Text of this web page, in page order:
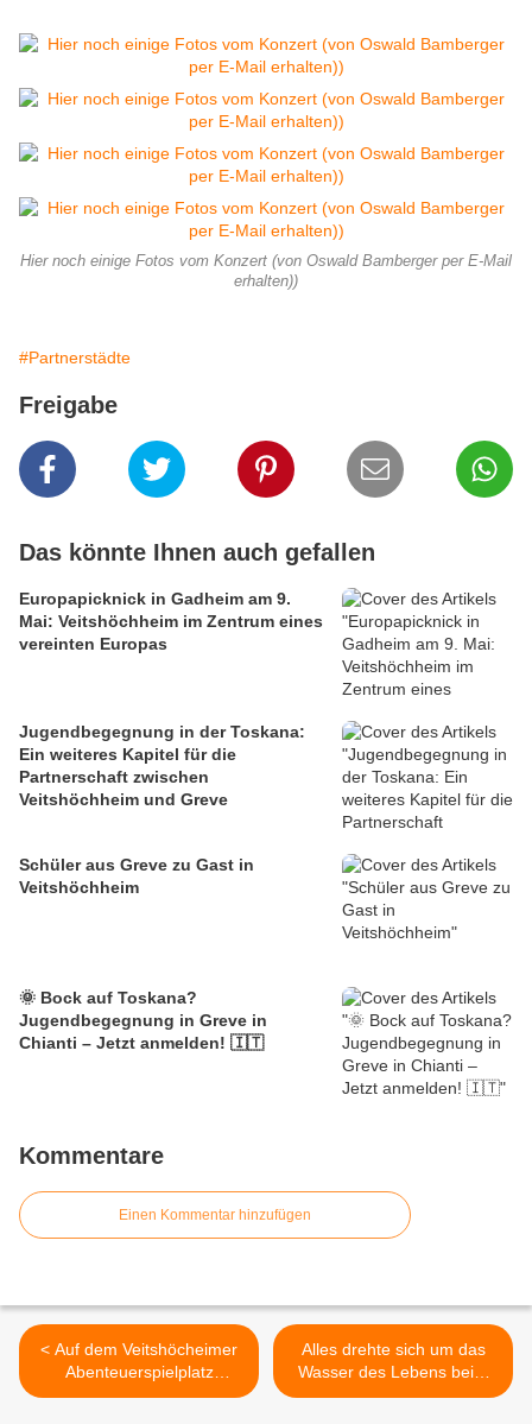
Hier noch einige Fotos vom Konzert (von Oswald Bamberger per E-Mail
erhalten))
#Partnerstädte
Freigabe
Das könnte Ihnen auch gefallen
Europapicknick in Gadheim am 9.
Mai: Veitshöchheim im Zentrum eines
vereinten Europas
Jugendbegegnung in der Toskana:
Ein weiteres Kapitel für die
Partnerschaft zwischen
Veitshöchheim und Greve
Schüler aus Greve zu Gast in
Veitshöchheim
🌞 Bock auf Toskana?
Jugendbegegnung in Greve in
Chianti – Jetzt anmelden! 🇮🇹
Kommentare
Einen Kommentar hinzufügen
< Auf dem Veitshöcheimer
Abenteuerspielplatz
„Holznagelhausen“ 2016
Alles drehte sich um das
Wasser des Lebens beim
Bilhildiskindergarten-